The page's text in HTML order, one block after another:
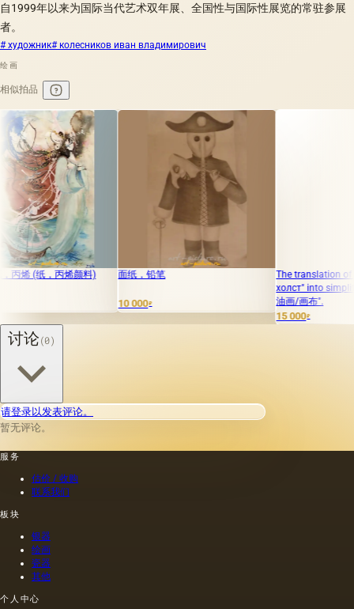
自1999年以来为国际当代艺术双年展、全国性与国际性展览的常驻参展
者。
# художник# колесников иван владимирович
绘画
相似拍品
(纸，丙烯颜料) 面纸，铅笔
₽
The translation of "El
холст" into simplified
油画/画布".
15 000 ₽
讨论(0)
请登录以发表评论。
暂无评论。
服务
估价 / 收购
联系我们
板块
银器
绘画
瓷器
其他
个人中心